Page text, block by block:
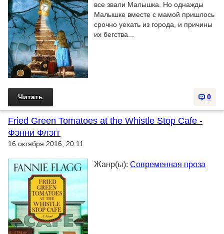
все звали Малышка. Но однажды
Малышке вместе с мамой пришлось
срочно уехать из города, и причины
их бегства...
0
Читать
Fried Green Tomatoes at the Whistle Stop Cafe -
Фэнни Флэгг
16 октября 2016, 20:11
Жанр(ы): Современная проза